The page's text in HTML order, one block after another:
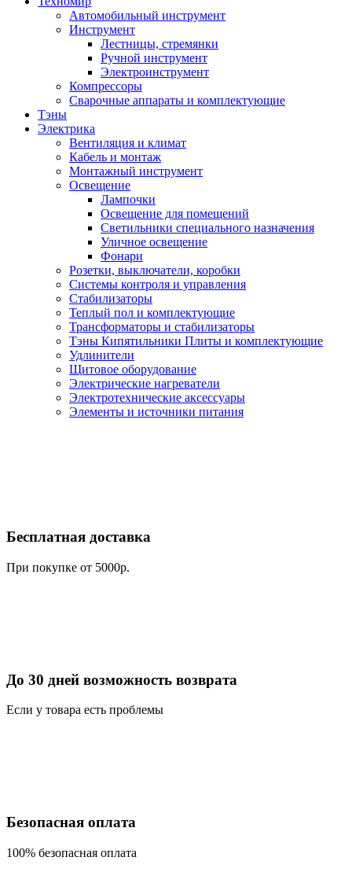
Автомобильный инструмент
Инструмент
Лестницы, стремянки
Ручной инструмент
Электроинструмент
Компрессоры
Сварочные аппараты и комплектующие
Тэны
Электрика
Вентиляция и климат
Кабель и монтаж
Монтажный инструмент
Освещение
Лампочки
Освещение для помещений
Светильники специального назначения
Уличное освещение
Фонари
Розетки, выключатели, коробки
Системы контроля и управления
Стабилизаторы
Теплый пол и комплектующие
Трансформаторы и стабилизаторы
Тэны Кипятильники Плиты и комплектующие
Удлинители
Щитовое оборудование
Электрические нагреватели
Электротехнические аксессуары
Элементы и источники питания
Бесплатная доставка
При покупке от 5000р.
До 30 дней возможность возврата
Если у товара есть проблемы
Безопасная оплата
100% безопасная оплата